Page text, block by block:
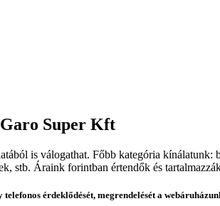
Super Kft
is válogathat. Főbb kategória kínálatunk:
stb. Áraink forintban értendők és
érdeklődését, megrendelését a